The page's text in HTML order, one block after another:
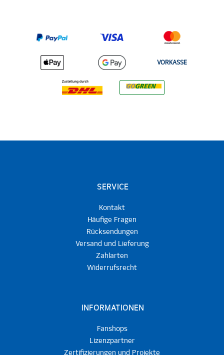
VORKASSE
SERVICE
Kontakt
Häufige Fragen
Rücksendungen
Versand und Lieferung
Zahlarten
Widerrufsrecht
INFORMATIONEN
Fanshops
Lizenzpartner
Zertifizierungen und Projekte